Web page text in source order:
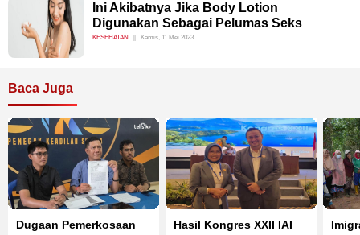
Ini Akibatnya Jika Body Lotion
Digunakan Sebagai Pelumas Seks
KESEHATAN Kamis, 11 Mei 2023
Baca Juga
Dugaan Pemerkosaan
Hasil Kongres XXII IAI